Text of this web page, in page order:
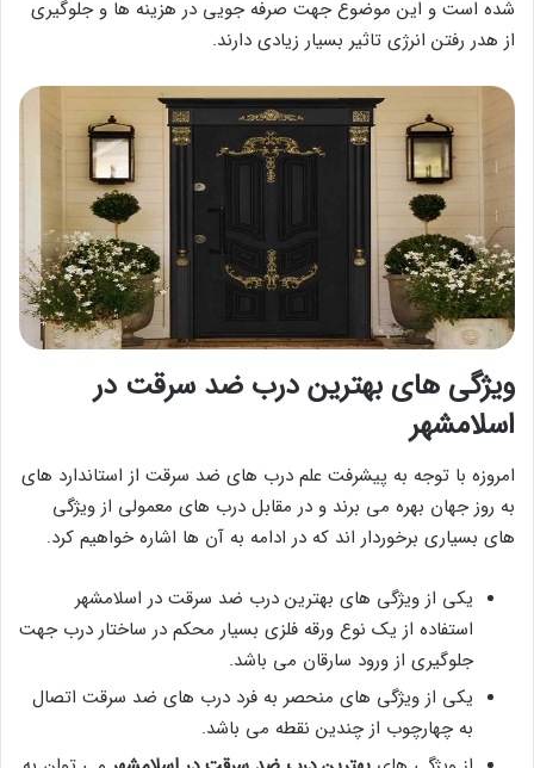
شده است و این موضوع جهت صرفه جویی در هزینه ها و جلوگیری
از هدر رفتن انرژی تاثیر بسیار زیادی دارند.
ویژگی های بهترین درب ضد سرقت در
اسلامشهر
امروزه با توجه به پیشرفت علم درب های ضد سرقت از استاندارد های
به روز جهان بهره می برند و در مقابل درب های معمولی از ویژگی
های بسیاری برخوردار اند که در ادامه به آن ها اشاره خواهیم کرد.
یکی از ویژگی های بهترین درب ضد سرقت در اسلامشهر
استفاده از یک نوع ورقه فلزی بسیار محکم در ساختار درب جهت
جلوگیری از ورود سارقان می باشد.
یکی از ویژگی های منحصر به فرد درب های ضد سرقت اتصال
به چهارچوب از چندین نقطه می باشد.